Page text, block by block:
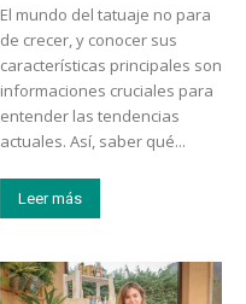
El mundo del tatuaje no para
de crecer, y conocer sus
características principales son
informaciones cruciales para
entender las tendencias
actuales. Así, saber qué...
Leer más